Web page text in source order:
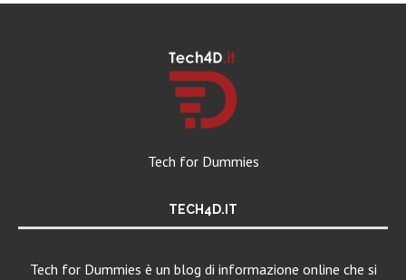
Tech for Dummies
TECH4D.IT
Tech for Dummies è un blog di informazione online che si